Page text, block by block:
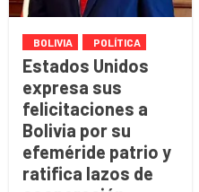
BOLIVIA POLÍTICA
Estados Unidos
expresa sus
felicitaciones a
Bolivia por su
efeméride patrio y
ratifica lazos de